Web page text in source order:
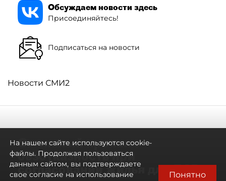
Обсуждаем новости здесь
Присоединяйтесь!
Подписаться на новости
Новости СМИ2
Смольный проявил
безотказность при
согласовании жилья для ЛСР
На нашем сайте используются cookie-
файлы. Продолжая пользоваться
данным сайтом, вы подтверждаете
свое согласие на использование
Понятно